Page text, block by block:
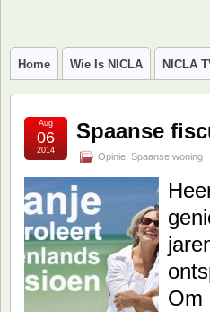
Home Wie Is NICLA NICLA
Spaanse
Opinie Spaanse woning
Aug
06
2014
Om